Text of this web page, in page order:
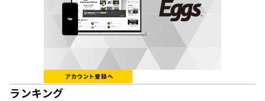
ランキング